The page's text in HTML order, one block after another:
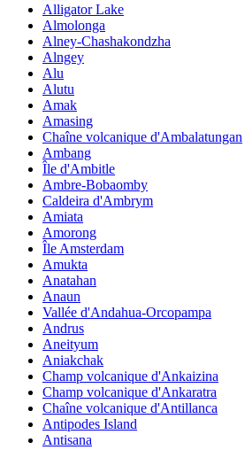
Alligator Lake
Almolonga
Alney-Chashakondzha
Alngey
Alu
Alutu
Amak
Amasing
Chaîne volcanique d'Ambalatungan
Ambang
Île d'Ambitle
Ambre-Bobaomby
Caldeira d'Ambrym
Amiata
Amorong
Île Amsterdam
Amukta
Anatahan
Anaun
Vallée d'Andahua-Orcopampa
Andrus
Aneityum
Aniakchak
Champ volcanique d'Ankaizina
Champ volcanique d'Ankaratra
Chaîne volcanique d'Antillanca
Antipodes Island
Antisana